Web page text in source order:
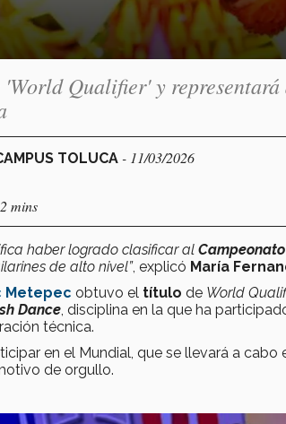
Qualifier' y
TOLUCA - 11/03/2026
mins
haber logrado clasificar al
de alto nivel”, explicó María
Metepec obtuvo el título de World
Dance , disciplina en la que ha
técnica.
en el Mundial, que se llevará a
de orgullo.